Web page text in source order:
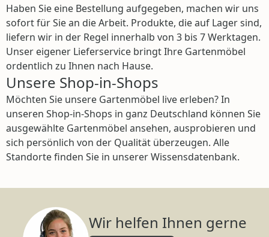
Haben Sie eine Bestellung aufgegeben, machen wir uns
sofort für Sie an die Arbeit. Produkte, die auf Lager sind,
liefern wir in der Regel innerhalb von 3 bis 7 Werktagen.
Unser eigener Lieferservice bringt Ihre Gartenmöbel
ordentlich zu Ihnen nach Hause.
Unsere Shop-in-Shops
Möchten Sie unsere Gartenmöbel live erleben? In
unseren Shop-in-Shops in ganz Deutschland können Sie
ausgewählte Gartenmöbel ansehen, ausprobieren und
sich persönlich von der Qualität überzeugen. Alle
Standorte finden Sie in unserer Wissensdatenbank.
Wir helfen Ihnen gerne